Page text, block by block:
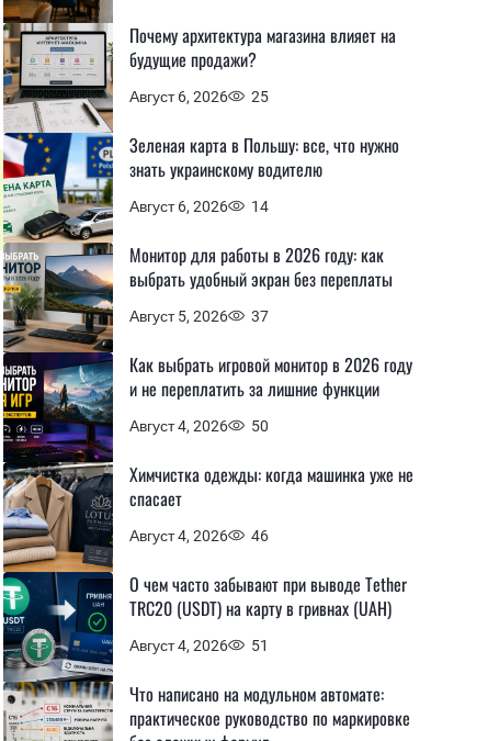
Август 6, 2026 25
Почему архитектура магазина влияет на
будущие продажи?
Август 6, 2026 14
Зеленая карта в Польшу: все, что нужно
знать украинскому водителю
Август 5, 2026 37
Монитор для работы в 2026 году: как
выбрать удобный экран без переплаты
Август 4, 2026 50
Как выбрать игровой монитор в 2026 году
и не переплатить за лишние функции
Август 4, 2026 46
Химчистка одежды: когда машинка уже не
спасает
Август 4, 2026 51
О чем часто забывают при выводе Tether
TRC20 (USDT) на карту в гривнах (UAH)
Что написано на модульном автомате:
практическое руководство по маркировке